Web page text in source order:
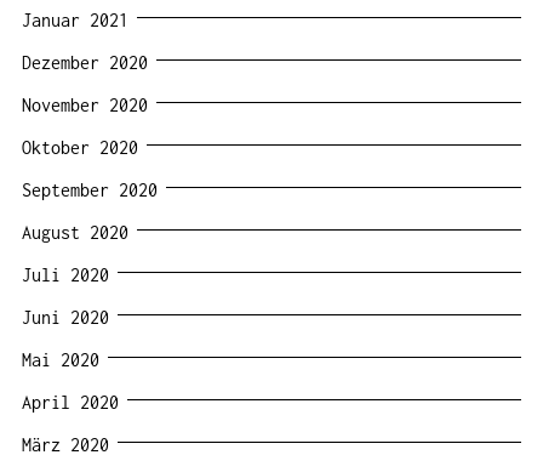
Januar 2021
Dezember 2020
November 2020
Oktober 2020
September 2020
August 2020
Juli 2020
Juni 2020
Mai 2020
April 2020
März 2020